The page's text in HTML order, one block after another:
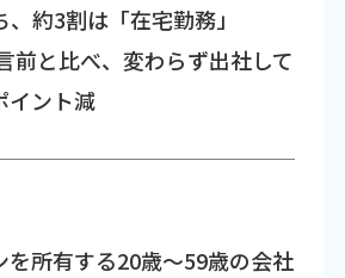
約3割は「在宅勤務」
と比べ、変わらず出社して
イント減
を所有する20歳～59歳の会社